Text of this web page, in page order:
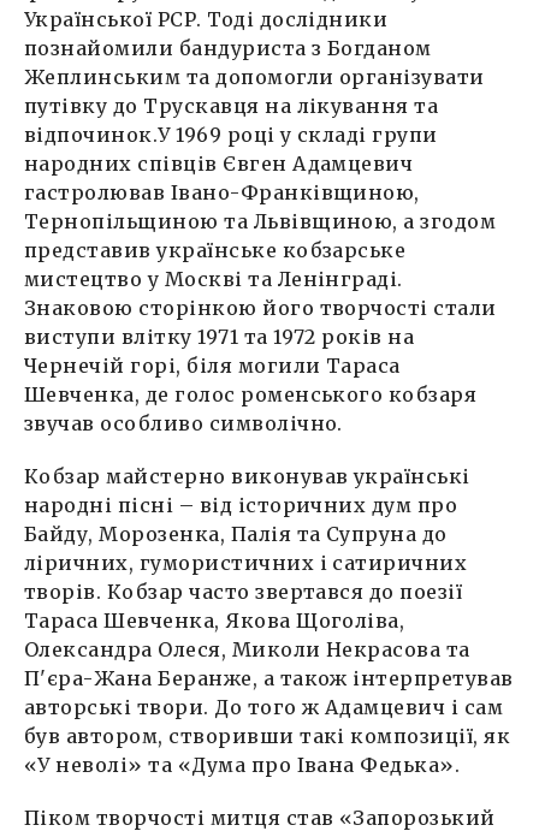
Української РСР. Тоді дослідники
познайомили бандуриста з Богданом
Жеплинським та допомогли організувати
путівку до Трускавця на лікування та
відпочинок.У 1969 році у складі групи
народних співців Євген Адамцевич
гастролював Івано-Франківщиною,
Тернопільщиною та Львівщиною, а згодом
представив українське кобзарське
мистецтво у Москві та Ленінграді.
Знаковою сторінкою його творчості стали
виступи влітку 1971 та 1972 років на
Чернечій горі, біля могили Тараса
Шевченка, де голос роменського кобзаря
звучав особливо символічно.
Кобзар майстерно виконував українські
народні пісні – від історичних дум про
Байду, Морозенка, Палія та Супруна до
ліричних, гумористичних і сатиричних
творів. Кобзар часто звертався до поезії
Тараса Шевченка, Якова Щоголіва,
Олександра Олеся, Миколи Некрасова та
П'єра-Жана Беранже, а також інтерпретував
авторські твори. До того ж Адамцевич і сам
був автором, створивши такі композиції, як
«У неволі» та «Дума про Івана Федька».
Піком творчості митця став «Запорозький